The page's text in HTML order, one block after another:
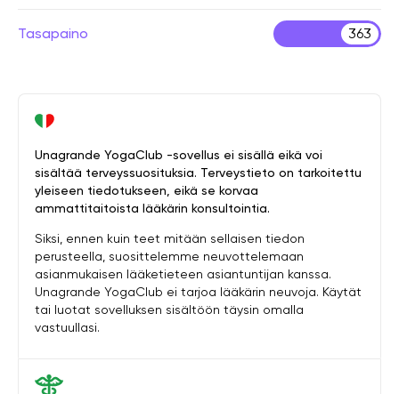
Tasapaino 363
Unagrande YogaClub -sovellus ei sisällä eikä voi
sisältää terveyssuosituksia. Terveystieto on tarkoitettu
yleiseen tiedotukseen, eikä se korvaa
ammattitaitoista lääkärin konsultointia.
Siksi, ennen kuin teet mitään sellaisen tiedon
perusteella, suosittelemme neuvottelemaan
asianmukaisen lääketieteen asiantuntijan kanssa.
Unagrande YogaClub ei tarjoa lääkärin neuvoja. Käytät
tai luotat sovelluksen sisältöön täysin omalla
vastuullasi.